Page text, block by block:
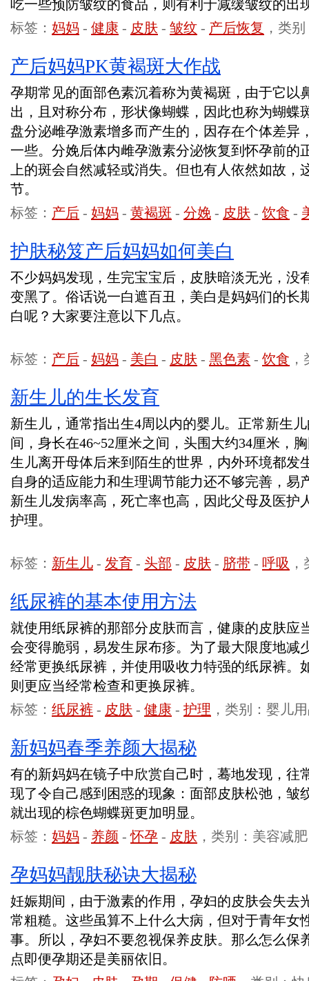
吃一些预防皱纹的食品，则有利于减缓皱纹的出
标签： 妈妈 - 健康 - 皮肤 - 皱纹 - 产后恢复 ，类
产后妈妈PK黄褐斑大作战
孕期常见的面部色素沉着称为黄褐斑，由于它以
出，且对称分布，形状像蝴蝶，因此也称为蝴蝶
盘分泌雌孕激素增多而产生的，因存在个体差异
一些。分娩后体内雌孕激素分泌恢复到怀孕前的
上的斑会自然减轻或消失。但也有人依然如故，
节。
标签： 产后 - 妈妈 - 黄褐斑 - 分娩 - 皮肤 - 饮食 -
护肤秘笈产后妈妈如何美白
不少妈妈发现，生完宝宝后，皮肤暗淡无光，没
变黑了。俗话说一白遮百丑，美白是妈妈们的长
白呢？大家要注意以下几点。
标签： 产后 - 妈妈 - 美白 - 皮肤 - 黑色素 - 饮食
新生儿的生长发育
新生儿，通常指出生4周以内的婴儿。正常新生
间，身长在46~52厘米之间，头围大约34厘米，
生儿离开母体后来到陌生的世界，内外环境都发
自身的适应能力和生理调节能力还不够完善，易
新生儿发病率高，死亡率也高，因此父母及医护
护理。
标签： 新生儿 - 发育 - 头部 - 皮肤 - 脐带 - 呼吸
纸尿裤的基本使用方法
就使用纸尿裤的那部分皮肤而言，健康的皮肤应
会变得脆弱，易发生尿布疹。为了最大限度地减
经常更换纸尿裤，并使用吸收力特强的纸尿裤。
则更应当经常检查和更换尿裤。
标签： 纸尿裤 - 皮肤 - 健康 - 护理 ，类别：婴儿
新妈妈春季养颜大揭秘
有的新妈妈在镜子中欣赏自己时，蓦地发现，往
现了令自己感到困惑的现象：面部皮肤松弛，皱
就出现的棕色蝴蝶斑更加明显。
标签： 妈妈 - 养颜 -怀孕 - 皮肤 ，类别：美容减肥
孕妈妈靓肤秘诀大揭秘
妊娠期间，由于激素的作用，孕妇的皮肤会失去
常粗糙。这些虽算不上什么大病，但对于青年女
事。所以，孕妇不要忽视保养皮肤。那么怎么保
点即便孕期还是美丽依旧。